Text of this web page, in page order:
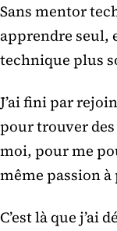
Sans mentor
apprendre seul,
technique plus
J’ai fini par
pour trouver
moi, pour me
même passion
C’est là que j’ai